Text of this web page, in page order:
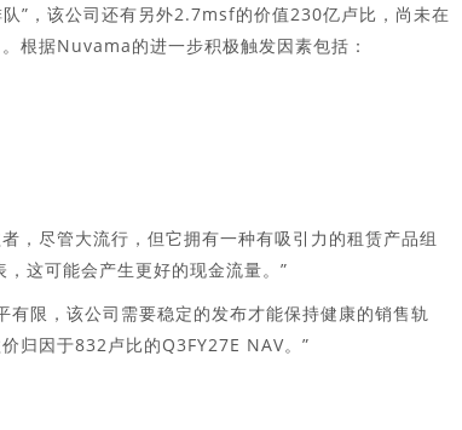
，该公司还有另外2.7msf的价值230亿卢比，尚未在
根据Nuvama的进一步积极触发因素包括：
，尽管大流行，但它拥有一种有吸引力的租赁产品组
这可能会产生更好的现金流量。”
限，该公司需要稳定的发布才能保持健康的销售轨
归因于832卢比的Q3FY27E NAV。”